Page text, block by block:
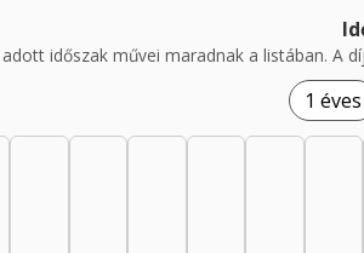
időszak művei maradnak a listában. A
1 éves